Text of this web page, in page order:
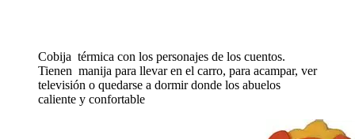
Cobija térmica con los personajes de los cuentos.
Tienen manija para llevar en el carro, para acampar, ver
televisión o quedarse a dormir donde los abuelos
caliente y confortable